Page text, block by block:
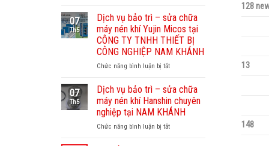
128
13
148
Sullair
–
Nam
Khánh
chuyên
tín
nén
khí
Kyungwon:
Bảo
trì
để
duy
trì
hiệu
07
Th5
Dịch vụ bảo trì – sửa chữa
máy nén khí Yujin Micos tại
CÔNG TY TNHH THIẾT BỊ
CÔNG NGHIỆP NAM KHÁNH
Chức năng bình luận bị tắt
vụ
bảo
trì
–
07
Th5
Dịch vụ bảo trì – sửa chữa
máy nén khí Hanshin chuyên
nghiệp tại NAM KHÁNH
Chức năng bình luận bị tắt